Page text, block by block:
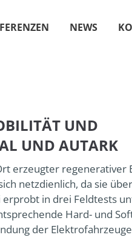
dolor.
sociis
quam
NEWS
UND
UND AUTARK
erzeugter regenerativer
netzdienlich, da sie
erprobt in drei Feldtests
Hard- und
der